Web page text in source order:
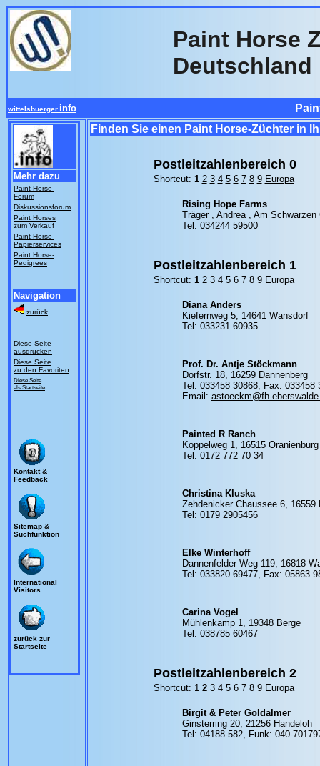
Paint Horse
Deutschland
wittelsbuerger. info
Mehr dazu
Paint Horse-
Forum
Diskussionsforum
Paint Horses
zum Verkauf
Paint Horse-
Papierservices
Paint Horse-
Pedigrees
Navigation
zurück
Diese Seite
ausdrucken
Diese Seite
zu den Favoriten
Diese Seite
als Startseite
Kontakt &
Feedback
Sitemap &
Suchfunktion
International
Visitors
zurück zur
Startseite
Finden Sie einen Paint Horse-Züchter in
Postleitzahlenbereich 0
Shortcut: 1 2 3 4 5 6 7 8 9 Europa
Rising Hope Farms
Träger , Andrea , Am
Tel: 034244 59500
Postleitzahlenbereich 1
Shortcut: 1 2 3 4 5 6 7 8 9 Europa
Diana Anders
Kiefernweg 5, 14641 Wansdorf
Tel: 033231 60935
Prof. Dr. Antje Stöckmann
Dorfstr. 18, 16259 Dannenberg
Tel: 033458 30868, Fax: 033458
Email: astoeckm@fh-
Painted R Ranch
Koppelweg 1, 16515
Tel: 0172 772 70 34
Christina Kluska
Zehdenicker Chaussee 6, 16559
Tel: 0179 2905456
Elke Winterhoff
Dannenfelder Weg 119, 16818
Tel: 033820 69477, Fax: 05863
Carina Vogel
Mühlenkamp 1, 19348 Berge
Tel: 038785 60467
Postleitzahlenbereich 2
Shortcut: 1 2 3 4 5 6 7 8 9 Europa
Birgit & Peter Goldalmer
Ginsterring 20, 21256 Handeloh
Tel: 04188-582, Funk: 040-